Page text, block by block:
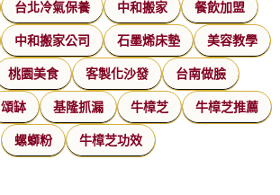
台北冷氣保養 中和搬家 餐飲加盟
中和搬家公司 石墨烯床墊 美容教學
桃園美食 客製化沙發 台南做臉
頌缽 基隆抓漏 牛樟芝 牛樟芝推薦
螺螄粉 牛樟芝功效